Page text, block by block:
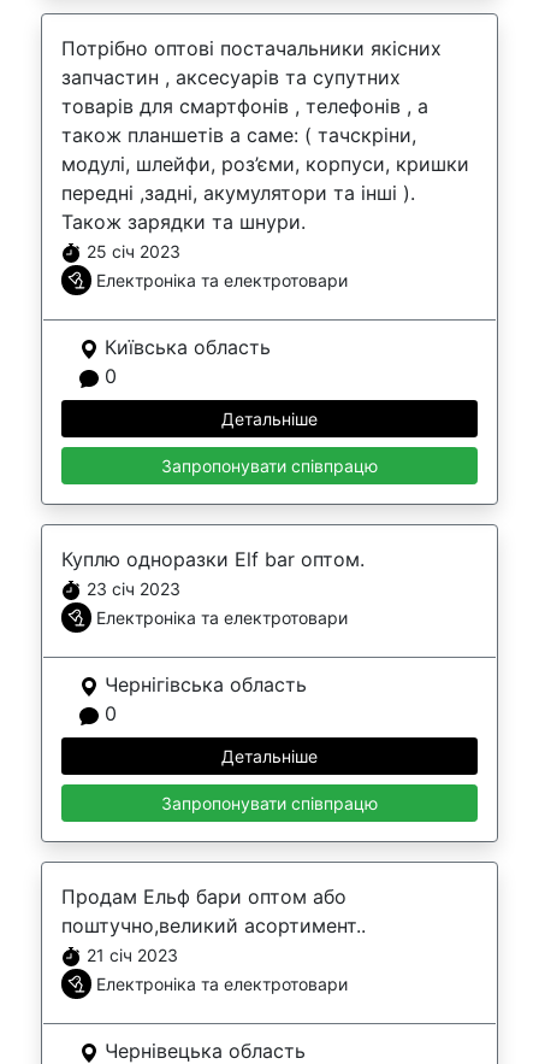
Потрібно оптові постачальники якісних
запчастин , аксесуарів та супутних
товарів для смартфонів , телефонів , а
також планшетів а саме: ( тачскріни,
модулі, шлейфи, роз’єми, корпуси, кришки
передні ,задні, акумулятори та інші ).
Також зарядки та шнури.
25 січ 2023
Електроніка та електротовари
Київська область
0
Детальніше
Запропонувати співпрацю
Куплю одноразки Elf bar оптом.
23 січ 2023
Електроніка та електротовари
Чернігівська область
0
Детальніше
Запропонувати співпрацю
Продам Ельф бари оптом або
поштучно,великий асортимент..
21 січ 2023
Електроніка та електротовари
Чернівецька область